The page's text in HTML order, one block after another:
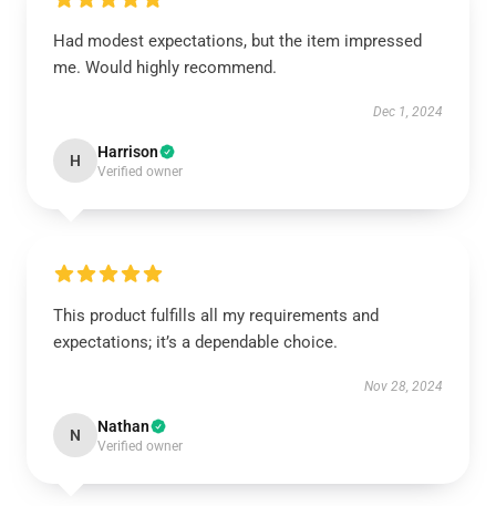
Had modest expectations, but the item impressed
me. Would highly recommend.
Dec 1, 2024
H Harrison
Verified owner
This product fulfills all my requirements and
expectations; it’s a dependable choice.
Nov 28, 2024
N Nathan
Verified owner